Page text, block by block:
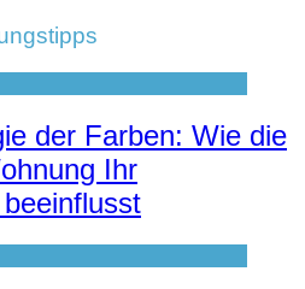
der Farben: Wie die
Ihr